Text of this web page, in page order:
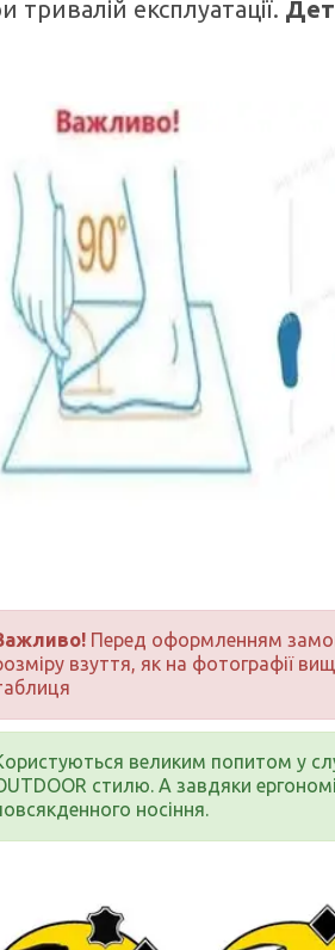
тривалій експлуатації.
Перед оформленням
взуття, як на фотографії
великим попитом у
стилю. А завдяки
носіння.